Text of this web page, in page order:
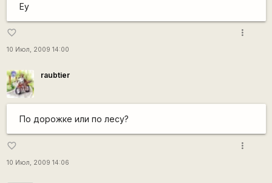
Еу
favorite_border
10 Июл, 2009 14:00
more_vert
raubtier
По дорожке или по лесу?
favorite_border
10 Июл, 2009 14:06
more_vert